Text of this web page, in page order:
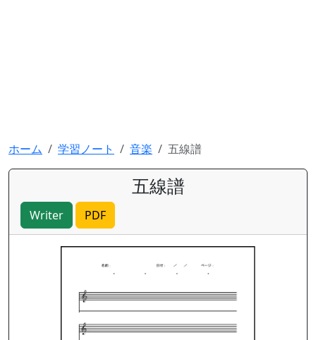
ホーム 学習ノート 音楽 五線譜
五線譜
Writer PDF